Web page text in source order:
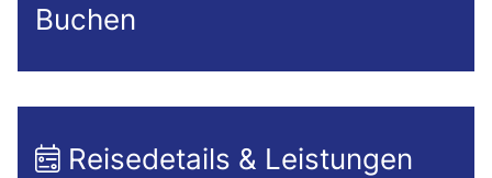
Buchen
Reisedetails & Leistungen